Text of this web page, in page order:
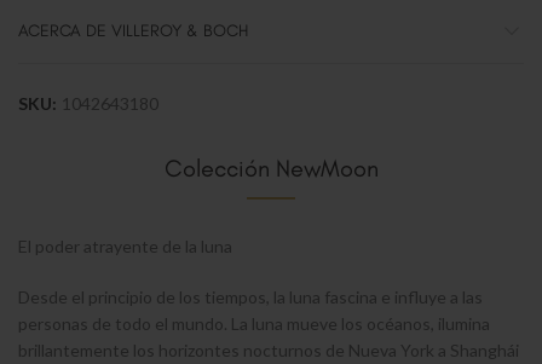
ACERCA DE VILLEROY & BOCH
SKU: 1042643180
Colección NewMoon
El poder atrayente de la luna
Desde el principio de los tiempos, la luna fascina e influye a las
personas de todo el mundo. La luna mueve los océanos, ilumina
brillantemente los horizontes nocturnos de Nueva York a Shanghái